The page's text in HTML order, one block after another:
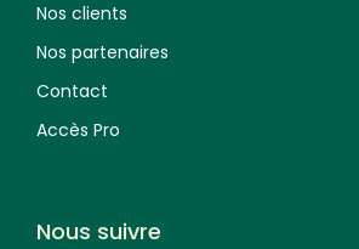
Nos clients
Nos partenaires
Contact
Accès Pro
Nous suivre